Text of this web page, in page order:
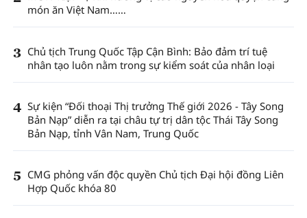
món ăn Việt Nam……
3 Chủ tịch Trung Quốc Tập Cận Bình: Bảo đảm trí tuệ
nhân tạo luôn nằm trong sự kiểm soát của nhân loại
4 Sự kiện “Đối thoại Thị trưởng Thế giới 2026 - Tây Song
Bản Nạp” diễn ra tại châu tự trị dân tộc Thái Tây Song
Bản Nạp, tỉnh Vân Nam, Trung Quốc
5 CMG phỏng vấn độc quyền Chủ tịch Đại hội đồng Liên
Hợp Quốc khóa 80